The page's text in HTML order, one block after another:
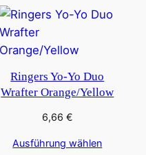
Ringers Yo-Yo Duo
Wrafter Orange/Yellow
6,66 €
Ausführung wählen